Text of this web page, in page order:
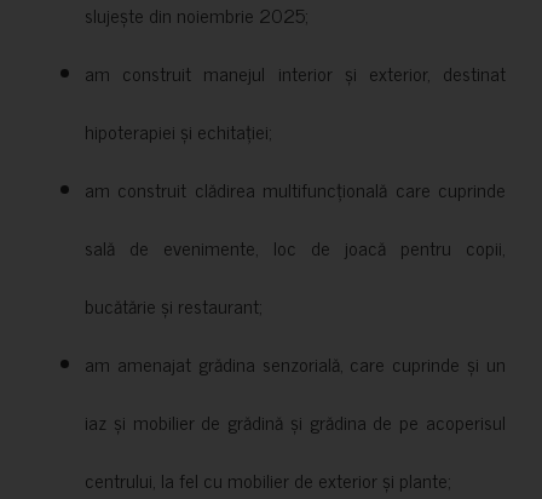
slujește din noiembrie 2025;
am construit manejul interior și exterior, destinat
hipoterapiei și echitației;
am construit clădirea multifuncțională care cuprinde
sală de evenimente, loc de joacă pentru copii,
bucătărie și restaurant;
am amenajat grădina senzorială, care cuprinde și un
iaz și mobilier de grădină și grădina de pe acoperisul
centrului, la fel cu mobilier de exterior și plante;